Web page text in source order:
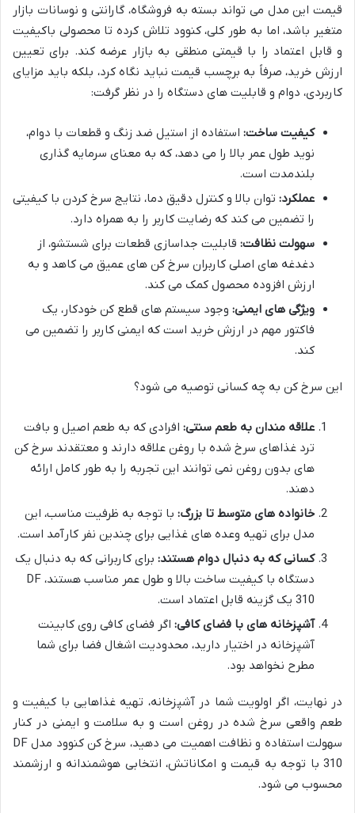
قیمت این مدل می تواند بسته به فروشگاه، گارانتی و نوسانات بازار
متغیر باشد، اما به طور کلی، کنوود تلاش کرده تا محصولی باکیفیت
و قابل اعتماد را با قیمتی منطقی به بازار عرضه کند. برای تعیین
ارزش خرید، صرفاً به برچسب قیمت نباید نگاه کرد، بلکه باید مزایای
کاربردی، دوام و قابلیت های دستگاه را در نظر گرفت:
کیفیت ساخت: استفاده از استیل ضد زنگ و قطعات با دوام،
نوید طول عمر بالا را می دهد، که به معنای سرمایه گذاری
بلندمدت است.
عملکرد: توان بالا و کنترل دقیق دما، نتایج سرخ کردن با کیفیتی
را تضمین می کند که رضایت کاربر را به همراه دارد.
سهولت نظافت: قابلیت جداسازی قطعات برای شستشو، از
دغدغه های اصلی کاربران سرخ کن های عمیق می کاهد و به
ارزش افزوده محصول کمک می کند.
ویژگی های ایمنی: وجود سیستم های قطع کن خودکار، یک
فاکتور مهم در ارزش خرید است که ایمنی کاربر را تضمین می
کند.
این سرخ کن به چه کسانی توصیه می شود؟
علاقه مندان به طعم سنتی: افرادی که به طعم اصیل و بافت
ترد غذاهای سرخ شده با روغن علاقه دارند و معتقدند سرخ کن
های بدون روغن نمی توانند این تجربه را به طور کامل ارائه
دهند.
خانواده های متوسط تا بزرگ: با توجه به ظرفیت مناسب، این
مدل برای تهیه وعده های غذایی برای چندین نفر کارآمد است.
کسانی که به دنبال دوام هستند: برای کاربرانی که به دنبال یک
دستگاه با کیفیت ساخت بالا و طول عمر مناسب هستند، DF
310 یک گزینه قابل اعتماد است.
آشپزخانه های با فضای کافی: اگر فضای کافی روی کابینت
آشپزخانه در اختیار دارید، محدودیت اشغال فضا برای شما
مطرح نخواهد بود.
در نهایت، اگر اولویت شما در آشپزخانه، تهیه غذاهایی با کیفیت و
طعم واقعی سرخ شده در روغن است و به سلامت و ایمنی در کنار
سهولت استفاده و نظافت اهمیت می دهید، سرخ کن کنوود مدل DF
310 با توجه به قیمت و امکاناتش، انتخابی هوشمندانه و ارزشمند
محسوب می شود.